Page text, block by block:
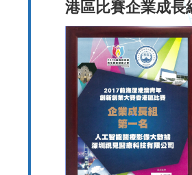
港區比賽企業成長